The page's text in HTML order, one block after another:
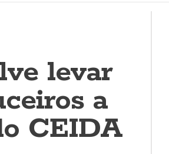
levar
a
CEIDA